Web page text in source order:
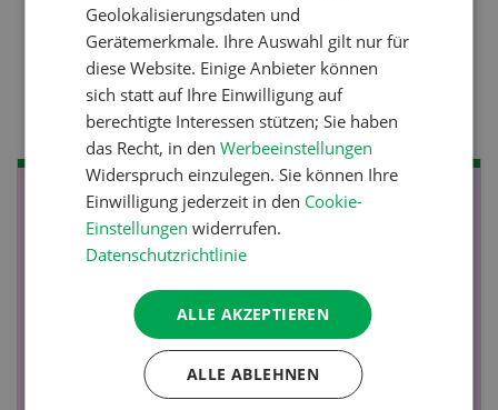
Pflanzenbau
Raufutter aus dem Sack
NOV
-
JAN
28
Geolokalisierungsdaten und
Gerätemerkmale. Ihre Auswahl gilt nur für
diese Website. Einige Anbieter können
sich statt auf Ihre Einwilligung auf
berechtigte Interessen stützen; Sie haben
das Recht, in denWerbeeinstellungen
Widerspruch einzulegen. Sie können Ihre
Einwilligung jederzeit in den Cookie-
Einstellungen widerrufen.
Datenschutzrichtlinie
ALLE AKZEPTIEREN
ALLE ABLEHNEN